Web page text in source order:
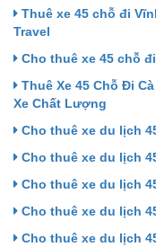
Thuê xe 45 chỗ đi
Travel
Cho thuê xe 45 chỗ
Thuê Xe 45 Chỗ Đi
Xe Chất Lượng
Cho thuê xe du lịch
Cho thuê xe du lịch
Cho thuê xe du lịch
Cho thuê xe du lịch
Cho thuê xe du lịch